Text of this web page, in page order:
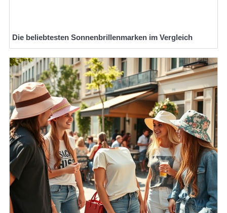
Die beliebtesten Sonnenbrillenmarken im Vergleich